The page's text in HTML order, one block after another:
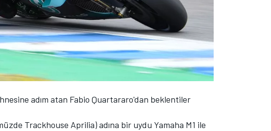
adım atan Fabio Quartararo'dan beklentiler
Trackhouse Aprilia) adına bir uydu Yamaha M1 ile